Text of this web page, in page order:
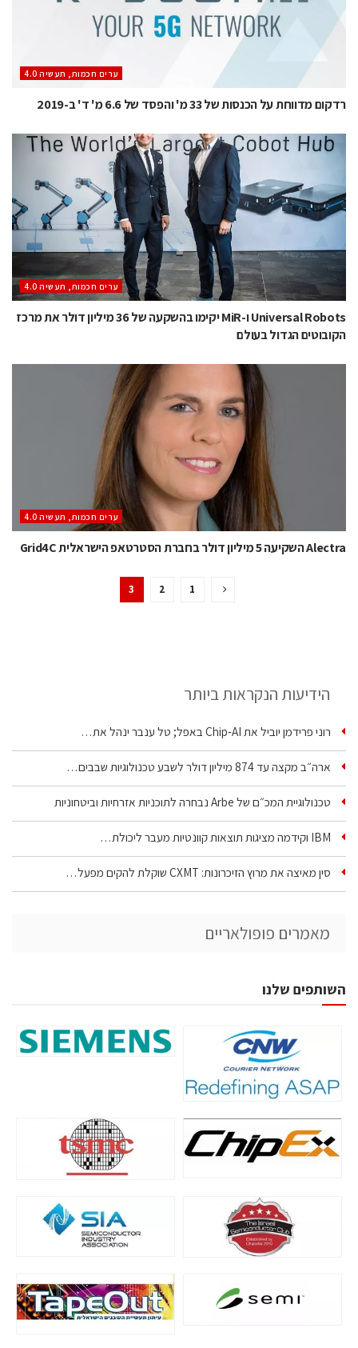
ערים חכמות, תעשיה 4.0
רדקום מדווחת על הכנסות של 33 מ' והפסד של 6.6 מ' ד' ב-2019
ערים חכמות, תעשיה 4.0
Universal Robots ו-MiR יקימו בהשקעה של 36 מיליון דולר את מרכז
הקובוטים הגדול בעולם
ערים חכמות, תעשיה 4.0
Alectra השקיעה 5 מיליון דולר בחברת הסטרטאפ הישראלית Grid4C
1
2
3
הידיעות הנקראות ביותר
רוני פרידמן יוביל את Chip‑AI באפל; טל ענבר ינהל את…
ארה״ב מקצה עד 874 מיליון דולר לשבע טכנולוגיות שבבים…
טכנולוגיית המכ״ם של Arbe נבחרה לתוכניות אזרחיות וביטחוניות
IBM וקידמה מציגות תוצאות קוונטיות מעבר ליכולת…
סין מאיצה את מרוץ הזיכרונות: CXMT שוקלת להקים מפעל…
מאמרים פופולאריים
השותפים שלנו